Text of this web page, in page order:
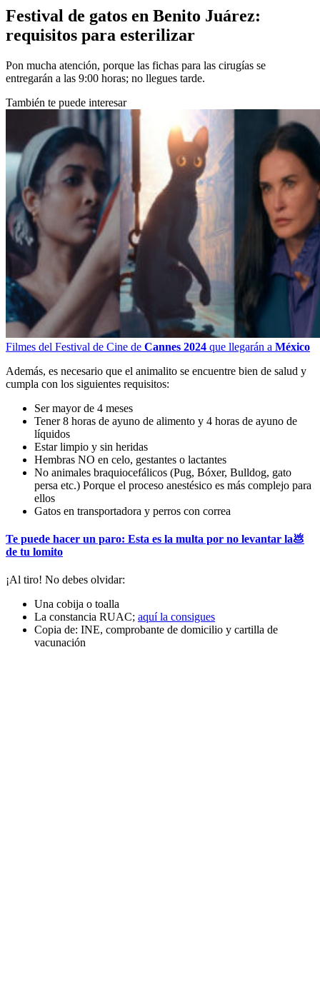
Festival de gatos en Benito Juárez:
requisitos para esterilizar
Pon mucha atención, porque las fichas para las cirugías se
entregarán a las 9:00 horas; no llegues tarde.
También te puede interesar
Filmes del Festival de Cine de Cannes 2024 que llegarán a México
Además, es necesario que el animalito se encuentre bien de salud y
cumpla con los siguientes requisitos:
Ser mayor de 4 meses
Tener 8 horas de ayuno de alimento y 4 horas de ayuno de
líquidos
Estar limpio y sin heridas
Hembras NO en celo, gestantes o lactantes
No animales braquiocefálicos (Pug, Bóxer, Bulldog, gato
persa etc.) Porque el proceso anestésico es más complejo para
ellos
Gatos en transportadora y perros con correa
Te puede hacer un paro: Esta es la multa por no levantar la💩
de tu lomito
¡Al tiro! No debes olvidar:
Una cobija o toalla
La constancia RUAC; aquí la consigues
Copia de: INE, comprobante de domicilio y cartilla de
vacunación